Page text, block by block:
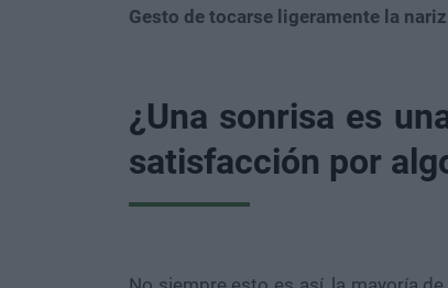
Gesto de tocarse ligeramente la
¿Una sonrisa es
satisfacción por